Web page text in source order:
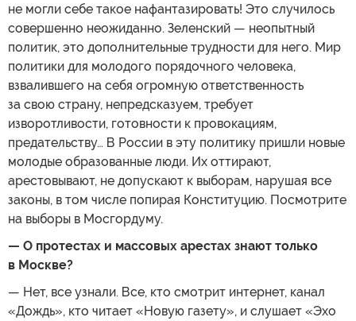
не могли себе такое нафантазировать! Это случилось
совершенно неожиданно. Зеленский — неопытный
политик, это дополнительные трудности для него. Мир
политики для молодого порядочного человека,
взвалившего на себя огромную ответственность
за свою страну, непредсказуем, требует
изворотливости, готовности к провокациям,
предательству… В России в эту политику пришли новые
молодые образованные люди. Их оттирают,
арестовывают, не допускают к выборам, нарушая все
законы, в том числе попирая Конституцию. Посмотрите
на выборы в Мосгордуму.
— О протестах и массовых арестах знают только
в Москве?
— Нет, все узнали. Все, кто смотрит интернет, канал
«Дождь», кто читает «Новую газету», и слушает «Эхо